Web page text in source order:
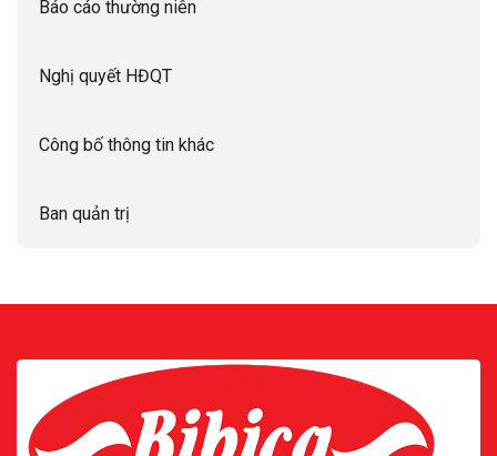
Báo cáo thường niên
Nghị quyết HĐQT
Công bố thông tin khác
Ban quản trị